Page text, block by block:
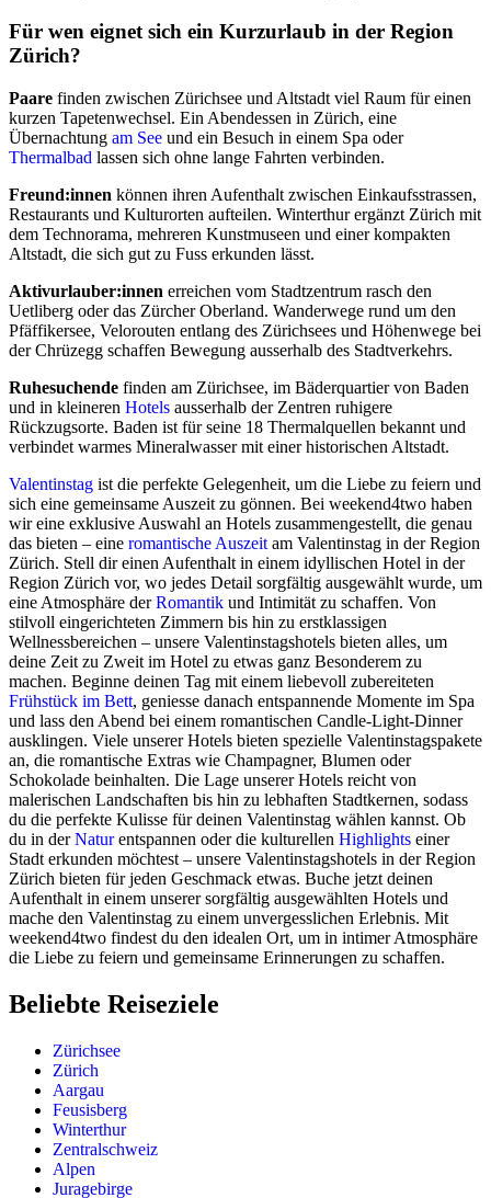
Für wen eignet sich ein Kurzurlaub in der Region
Zürich?
Paare finden zwischen Zürichsee und Altstadt viel Raum für einen
kurzen Tapetenwechsel. Ein Abendessen in Zürich, eine
Übernachtung am See und ein Besuch in einem Spa oder
Thermalbad lassen sich ohne lange Fahrten verbinden.
Freund:innen können ihren Aufenthalt zwischen Einkaufsstrassen,
Restaurants und Kulturorten aufteilen. Winterthur ergänzt Zürich mit
dem Technorama, mehreren Kunstmuseen und einer kompakten
Altstadt, die sich gut zu Fuss erkunden lässt.
Aktivurlauber:innen erreichen vom Stadtzentrum rasch den
Uetliberg oder das Zürcher Oberland. Wanderwege rund um den
Pfäffikersee, Velorouten entlang des Zürichsees und Höhenwege bei
der Chrüzegg schaffen Bewegung ausserhalb des Stadtverkehrs.
Ruhesuchende finden am Zürichsee, im Bäderquartier von Baden
und in kleineren Hotels ausserhalb der Zentren ruhigere
Rückzugsorte. Baden ist für seine 18 Thermalquellen bekannt und
verbindet warmes Mineralwasser mit einer historischen Altstadt.
Valentinstag ist die perfekte Gelegenheit, um die Liebe zu feiern und
sich eine gemeinsame Auszeit zu gönnen. Bei weekend4two haben
wir eine exklusive Auswahl an Hotels zusammengestellt, die genau
das bieten – eine romantische Auszeit am Valentinstag in der Region
Zürich. Stell dir einen Aufenthalt in einem idyllischen Hotel in der
Region Zürich vor, wo jedes Detail sorgfältig ausgewählt wurde, um
eine Atmosphäre derRomantik und Intimität zu schaffen. Von
stilvoll eingerichteten Zimmern bis hin zu erstklassigen
Wellnessbereichen – unsere Valentinstagshotels bieten alles, um
deine Zeit zu Zweit im Hotel zu etwas ganz Besonderem zu
machen. Beginne deinen Tag mit einem liebevoll zubereiteten
Frühstück im Bett, geniesse danach entspannende Momente im Spa
und lass den Abend bei einem romantischen Candle-Light-Dinner
ausklingen. Viele unserer Hotels bieten spezielle Valentinstagspakete
an, die romantische Extras wie Champagner, Blumen oder
Schokolade beinhalten. Die Lage unserer Hotels reicht von
malerischen Landschaften bis hin zu lebhaften Stadtkernen, sodass
du die perfekte Kulisse für deinen Valentinstag wählen kannst. Ob
du in derNaturentspannen oder die kulturellen Highlights einer
Stadt erkunden möchtest – unsere Valentinstagshotels in der Region
Zürich bieten für jeden Geschmack etwas. Buche jetzt deinen
Aufenthalt in einem unserer sorgfältig ausgewählten Hotels und
mache den Valentinstag zu einem unvergesslichen Erlebnis. Mit
weekend4two findest du den idealen Ort, um in intimer Atmosphäre
die Liebe zu feiern und gemeinsame Erinnerungen zu schaffen.
Beliebte Reiseziele
Zürichsee
Zürich
Aargau
Feusisberg
Winterthur
Zentralschweiz
Alpen
Juragebirge